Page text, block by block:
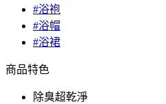
#浴袍
#浴帽
#浴裙
商品特色
除臭超乾淨